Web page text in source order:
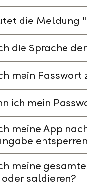
die Meldung
die Sprache
mein Passwort
ich mein
meine App
meine
saldieren?